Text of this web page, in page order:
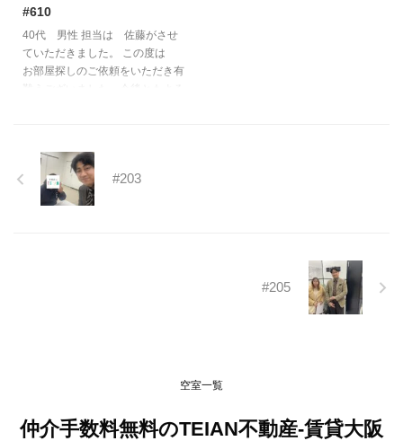
#610
40代 男性 担当は 佐藤がさせ
ていただきました。 この度は
お部屋探しのご依頼をいただき有
#203
#205
空室一覧
仲介手数料無料のTEIAN不動産-賃貸大阪